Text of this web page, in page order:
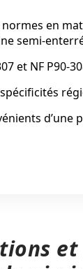
en
semi-
et NF P90-
d’une